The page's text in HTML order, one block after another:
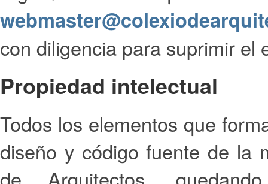
con diligencia para suprimir el
Propiedad intelectual
Todos los elementos que
diseño y código fuente de la
de Arquitectos,